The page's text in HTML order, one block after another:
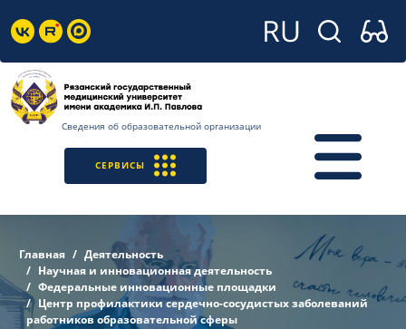
Сведения об образовательной организации
СЕРВИСЫ
Главная
Деятельность
Научная и инновационная деятельность
Федеральные инновационные площадки
Центр профилактики сердечно-сосудистых заболеваний
работников образовательной сферы